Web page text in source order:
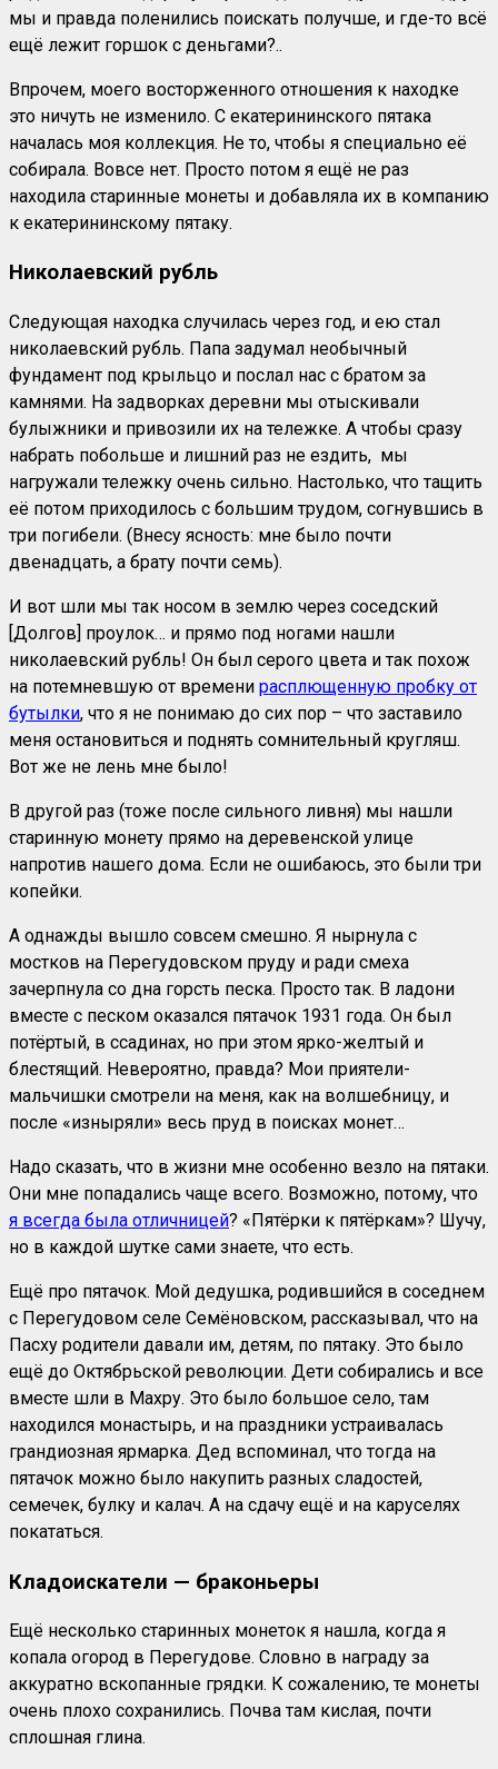
мы и правда поленились поискать получше, и где-то всё
ещё лежит горшок с деньгами?..
Впрочем, моего восторженного отношения к находке
это ничуть не изменило. С екатерининского пятака
началась моя коллекция. Не то, чтобы я специально её
собирала. Вовсе нет. Просто потом я ещё не раз
находила старинные монеты и добавляла их в компанию
к екатерининскому пятаку.
Николаевский рубль
Следующая находка случилась через год, и ею стал
николаевский рубль. Папа задумал необычный
фундамент под крыльцо и послал нас с братом за
камнями. На задворках деревни мы отыскивали
булыжники и привозили их на тележке. А чтобы сразу
набрать побольше и лишний раз не ездить, мы
нагружали тележку очень сильно. Настолько, что тащить
её потом приходилось с большим трудом, согнувшись в
три погибели. (Внесу ясность: мне было почти
двенадцать, а брату почти семь).
И вот шли мы так носом в землю через соседский
[Долгов] проулок… и прямо под ногами нашли
николаевский рубль! Он был серого цвета и так похож
на потемневшую от времени расплющенную пробку от
бутылки, что я не понимаю до сих пор – что заставило
меня остановиться и поднять сомнительный кругляш.
Вот же не лень мне было!
В другой раз (тоже после сильного ливня) мы нашли
старинную монету прямо на деревенской улице
напротив нашего дома. Если не ошибаюсь, это были три
копейки.
А однажды вышло совсем смешно. Я нырнула с
мостков на Перегудовском пруду и ради смеха
зачерпнула со дна горсть песка. Просто так. В ладони
вместе с песком оказался пятачок 1931 года. Он был
потёртый, в ссадинах, но при этом ярко-желтый и
блестящий. Невероятно, правда? Мои приятели-
мальчишки смотрели на меня, как на волшебницу, и
после «изныряли» весь пруд в поисках монет…
Надо сказать, что в жизни мне особенно везло на пятаки.
Они мне попадались чаще всего. Возможно, потому, что
я всегда была отличницей? «Пятёрки к пятёркам»? Шучу,
но в каждой шутке сами знаете, что есть.
Ещё про пятачок. Мой дедушка, родившийся в соседнем
с Перегудовом селе Семёновском, рассказывал, что на
Пасху родители давали им, детям, по пятаку. Это было
ещё до Октябрьской революции. Дети собирались и все
вместе шли в Махру. Это было большое село, там
находился монастырь, и на праздники устраивалась
грандиозная ярмарка. Дед вспоминал, что тогда на
пятачок можно было накупить разных сладостей,
семечек, булку и калач. А на сдачу ещё и на каруселях
покататься.
Кладоискатели — браконьеры
Ещё несколько старинных монеток я нашла, когда я
копала огород в Перегудове. Словно в награду за
аккуратно вскопанные грядки. К сожалению, те монеты
очень плохо сохранились. Почва там кислая, почти
сплошная глина.